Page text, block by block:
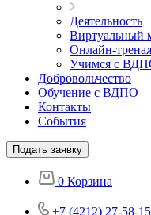
Деятельность
Виртуальный
Онлайн-
Учимся с
Добровольчество
Обучение с ВДПО
Контакты
События
Подать заявку
0 Корзина
+7 (4212) 27-58-15